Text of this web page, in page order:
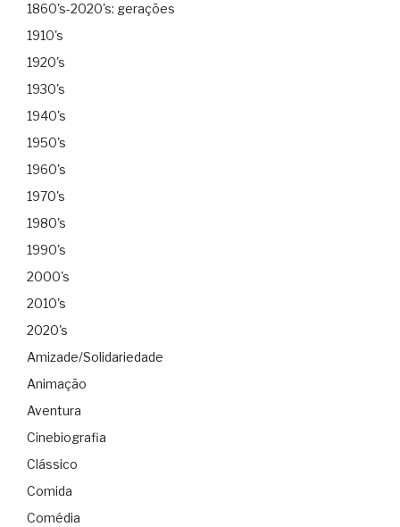
1860's-2020's: gerações
1910's
1920's
1930's
1940's
1950's
1960's
1970's
1980's
1990's
2000's
2010's
2020's
Amizade/Solidariedade
Animação
Aventura
Cinebiografia
Clássico
Comida
Comédia